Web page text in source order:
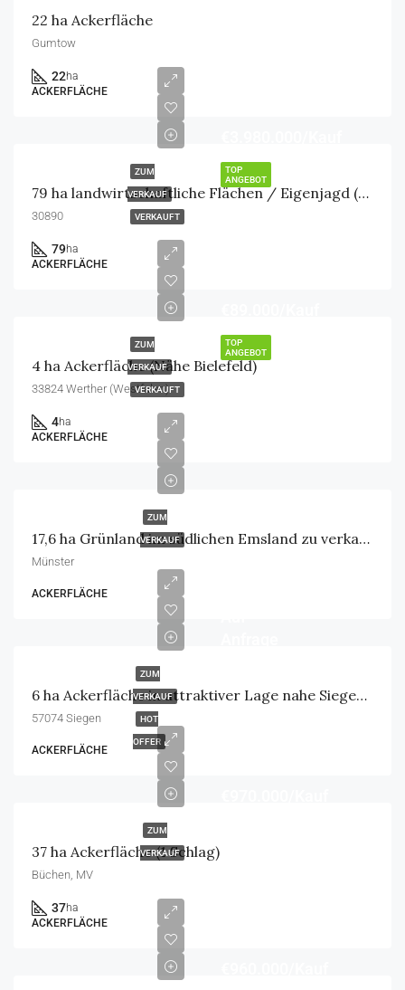
22 ha Ackerfläche
Gumtow
22ha
ACKERFLÄCHE
TOP
ANGEBOT
ZUM
VERKAUF
VERKAUFT
79 ha landwirtschaftliche Flächen / Eigenjagd (Nähe Barsinghausen)
30890
79ha
ACKERFLÄCHE
TOP
ANGEBOT
ZUM
VERKAUF
VERKAUFT
4 ha Ackerfläche (Nähe Bielefeld)
33824 Werther (Westfalen)
4ha
ACKERFLÄCHE
ZUM
VERKAUF 17,6 ha Grünland im südlichen Emsland zu verkaufen
Münster
ACKERFLÄCHE
ZUM
VERKAUF
HOT
OFFER
6 ha Ackerfläche in attraktiver Lage nahe Siegen zu verkaufen
57074 Siegen
ACKERFLÄCHE
ZUM
VERKAUF
37 ha Ackerfläche (1 Schlag)
Büchen, MV
37ha
ACKERFLÄCHE